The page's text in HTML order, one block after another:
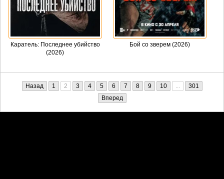
Каратель: Последнее убийство
(2026)
Бой со зверем (2026)
Назад 1 2 3 4 5 6 7 8 9 10 ...
301
Вперед